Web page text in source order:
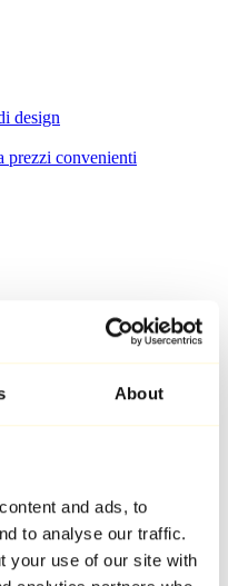
About
and ads, to
to analyse our traffic.
your use of our site with
design
prezzi convenienti